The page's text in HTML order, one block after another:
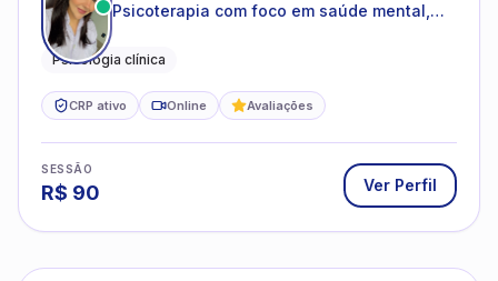
Psicoterapia com foco em saúde mental,
adolescentes e adultos.
Psicologia clínica
CRP ativo Online Avaliações
SESSÃO
R$ 90 Ver Perfil